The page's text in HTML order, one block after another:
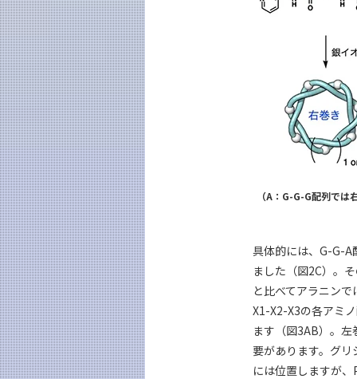
（A：G-G-G配列で
具体的には、G-G-A
ました（図2C）。
と比べてアラニン
X1-X2-X3の各アミ
ます（図3AB）。
要があります。グ
には位置しますが